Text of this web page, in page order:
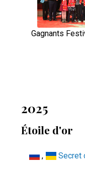
Gagnants
2025
Étoile d'or
, Secret